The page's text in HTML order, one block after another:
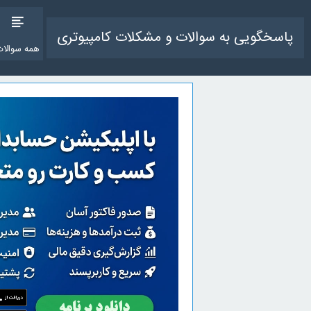
پاسخگویی به سوالات و مشکلات کامپیوتری همه